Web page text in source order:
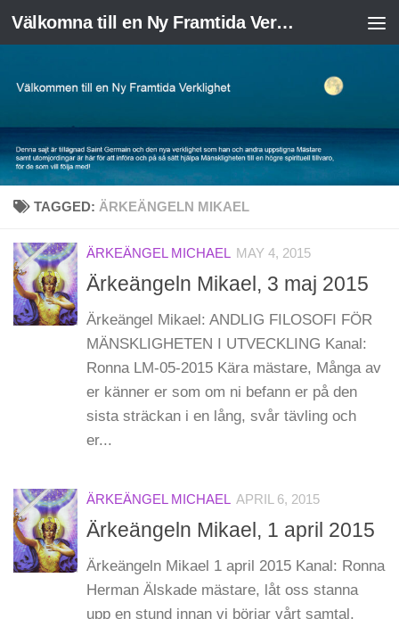
Skip to content Välkomna till en Ny Framtida Verklighet
TAGGED: ÄRKEÄNGELN MIKAEL
ÄRKEÄNGEL MICHAEL MAY 4, 2015
Ärkeängeln Mikael, 3 maj 2015
Ärkeängel Mikael: ANDLIG FILOSOFI FÖR
MÄNSKLIGHETEN I UTVECKLING Kanal:
Ronna LM-05-2015 Kära mästare, Många av
er känner er som om ni befann er på den
sista sträckan i en lång, svår tävling och
er...
ÄRKEÄNGEL MICHAEL APRIL 6, 2015
Ärkeängeln Mikael, 1 april 2015
Ärkeängeln Mikael 1 april 2015 Kanal: Ronna
Herman Älskade mästare, låt oss stanna
upp en stund innan vi börjar vårt samtal.